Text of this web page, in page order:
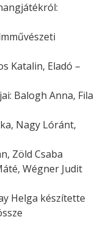
Katalin, Eladó –
Balogh Anna, Fila
Nagy Lóránt,
Zöld Csaba
Wégner Judit
Helga készítette